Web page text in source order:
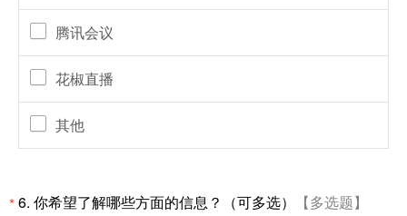
腾讯会议
花椒直播
其他
*6. 你希望了解哪些方面的信息？（可多选） 【多选题】